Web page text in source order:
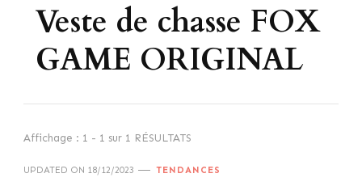
Veste de chasse FOX
GAME ORIGINAL
Affichage : 1 - 1 sur 1 RÉSULTATS
UPDATED ON 18/12/2023 TENDANCES